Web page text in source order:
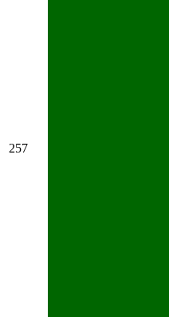
257